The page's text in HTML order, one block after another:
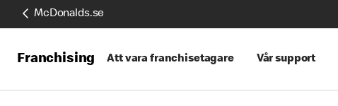
McDonalds.se
Franchising Att vara franchisetagare Vår support